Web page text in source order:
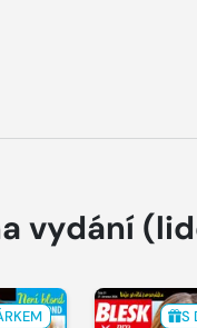
vydání
S